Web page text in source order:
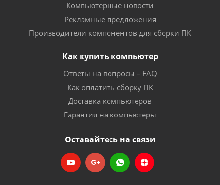
Компьютерные новости
Рекламные предложения
Производители компонентов для сборки ПК
Как купить компьютер
Ответы на вопросы – FAQ
Как оплатить сборку ПК
Доставка компьютеров
Гарантия на компьютеры
Оставайтесь на связи